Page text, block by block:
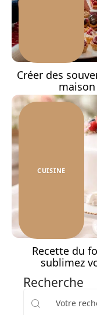
Créer des
CUISINE
Recette du
sublimez
Recherche